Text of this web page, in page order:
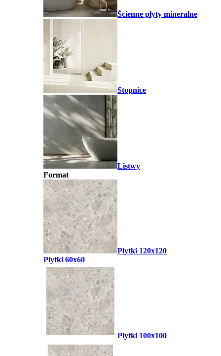
Ścienne płyty mineralne
Stopnice
Listwy
Format
Płytki 120x120
Płytki 60x60
Płytki 100x100